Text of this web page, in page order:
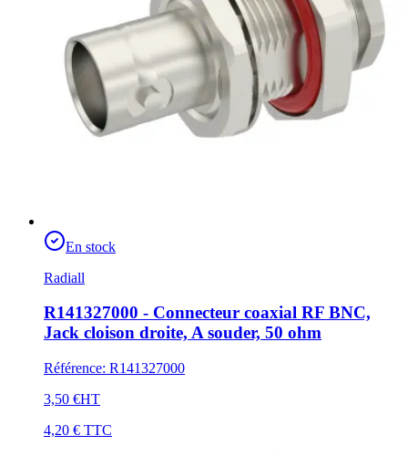
En stock
Radiall
R141327000 - Connecteur coaxial RF BNC,
Jack cloison droite, A souder, 50 ohm
Référence: R141327000
3,50 €HT
4,20 € TTC